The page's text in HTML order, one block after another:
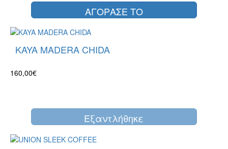
ΑΓΟΡΑΣΕ ΤΟ
KAYA MADERA CHIDA
160,00€
Eξαντλήθηκε